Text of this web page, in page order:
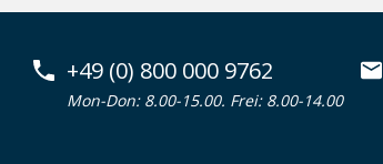
+49 (0) 800 000 9762
Mon-Don: 8.00-15.00. Frei: 8.00-14.00